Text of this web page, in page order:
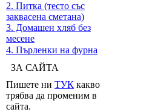
2. Питка (тесто със
заквасена сметана)
3. Домашен хляб без
месене
4. Пърленки на фурна
ЗА САЙТА
Пишете ни ТУК какво
трябва да променим в
сайта.